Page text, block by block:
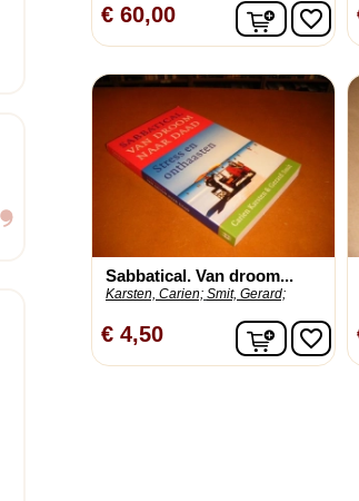
€ 60,00 Infavorite_border
Sabbatical. Van droom...
Karsten, Carien; Smit, Gerard;
€ 4,50 Infavorite_border